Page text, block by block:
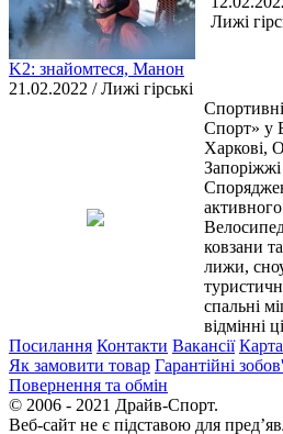
K2: знайомтеся, Манон
21.02.2022 / Лижі гірські
Лижі
Спорт» у
Харкові,
ковзани
лижи,
спальні
відмінні
Посилання Контакти Вакансії
Як замовити товар Гарантійні
Повернення та обмін
© 2006 - 2021 Драйв-Спорт.
Веб-сайт не є підставою для